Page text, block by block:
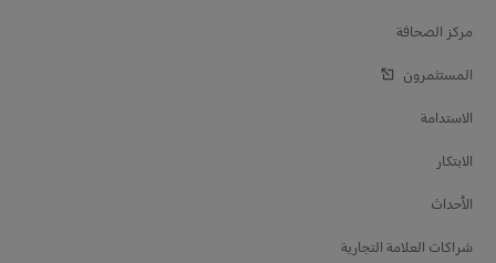
مركز الصحافة
المستثمرون
الاستدامة
الابتكار
الأحداث
شراكات العلامة التجارية